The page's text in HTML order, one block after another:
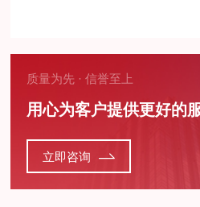
质量为先 · 信誉至上
用心为客户提供更好的
立即咨询